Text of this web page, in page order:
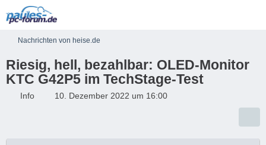
Nachrichten von heise.de
Riesig, hell, bezahlbar: OLED-Monitor
KTC G42P5 im TechStage-Test
Info 10. Dezember 2022 um 16:00